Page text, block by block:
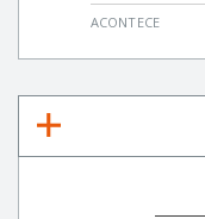
ACONTECE